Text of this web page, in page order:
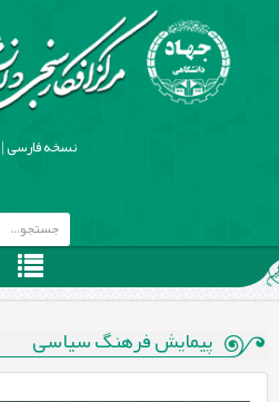
نسخه فارسی|
پیمایش فرهنگ سیاسی